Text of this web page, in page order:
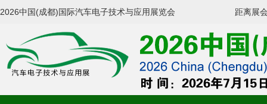
2026中国(成都)国际汽车电子技术与应用展览会 距离展